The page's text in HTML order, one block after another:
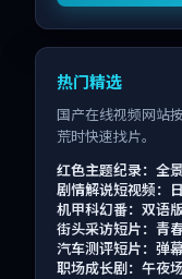
热门精选
国产在线视频网站
荒时快速找片。
红色主题纪录：全
剧情解说短视频：
机甲科幻番：双语
街头采访短片：青
汽车测评短片：弹
职场成长剧：午夜